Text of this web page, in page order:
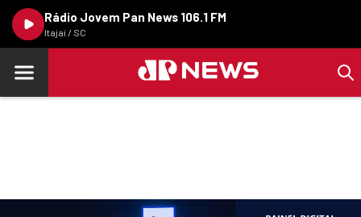
Rádio Jovem Pan News 106.1 FM
Itajaí / SC